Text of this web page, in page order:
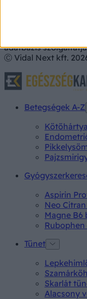
adatbázis szolgáltatja
Ⓒ Vidal Next kft.
Betegségek A-Z
Aspirin
Neo
Magne B6
Tünet
Skarlát
Alacsony